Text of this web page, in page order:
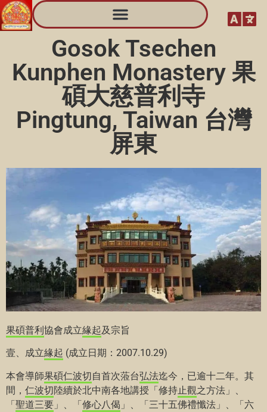
Gosok Tsechen
Kunphen Monastery 果
碩大慈普利寺
Pingtung, Taiwan 台灣
屏東
果碩普利協會成立緣起及宗旨
壹、成立緣起 (成立日期：2007.10.29)
本會導師果碩仁波切自首次蒞台弘法迄今，已逾十二年。其
間， 仁波切陸續於北中南各地講授「修持止觀之方法」、
「聖道三要 」、「修心八偈 」、「三十五佛禮懺法」、「六